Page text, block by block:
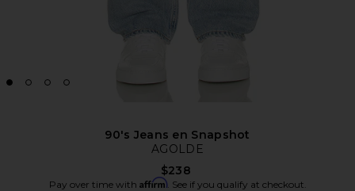
90's Jeans en Snapshot
AGOLDE
$238
Pay over time with Affirm. See if you qualify at checkout.